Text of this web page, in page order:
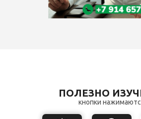
ПОЛЕЗНО
кнопки